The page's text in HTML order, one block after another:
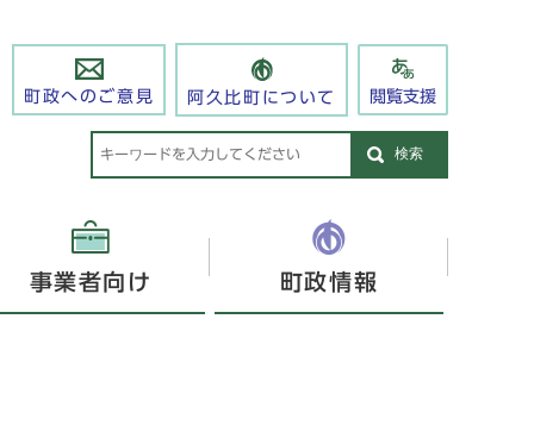
町政へのご意見 阿久比町について 閲覧支援
検索
事業者向け 町政情報